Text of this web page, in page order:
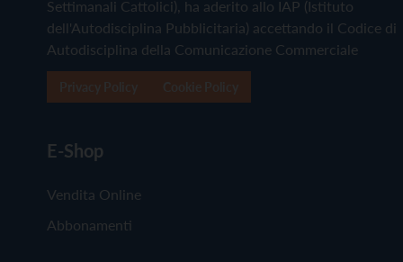
Settimanali Cattolici), ha aderito allo IAP (Istituto
dell'Autodisciplina Pubblicitaria) accettando il Codice di
Autodisciplina della Comunicazione Commerciale
E-Shop
Vendita Online
Abbonamenti